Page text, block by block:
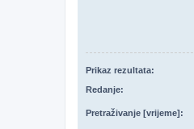
Prikaz rezultata:
Redanje:
Pretraživanje [vrijeme]: